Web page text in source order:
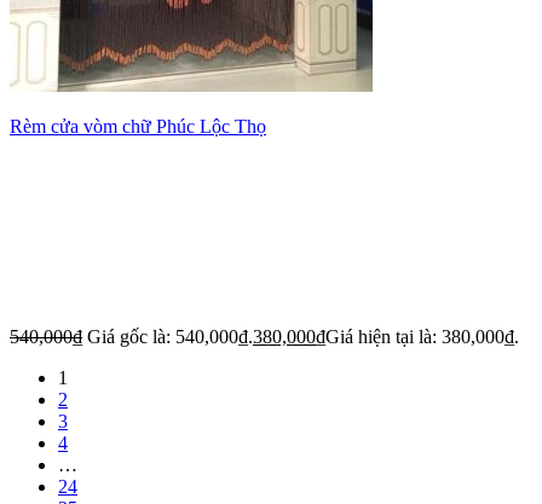
Rèm cửa vòm chữ Phúc Lộc Thọ
540,000₫ Giá gốc là: 540,000₫.380,000₫Giá hiện tại là: 380,000₫.
1
2
3
4
…
24